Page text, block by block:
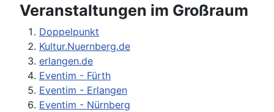
Veranstaltungen im Großraum
Doppelpunkt
Kultur.Nuernberg.de
erlangen.de
Eventim - Fürth
Eventim - Erlangen
Eventim - Nürnberg